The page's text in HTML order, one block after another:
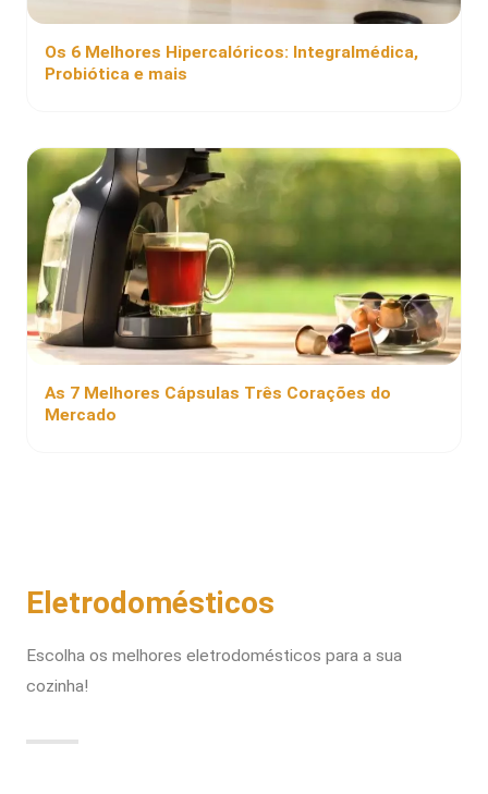
Os 6 Melhores Hipercalóricos: Integralmédica,
Probiótica e mais
As 7 Melhores Cápsulas Três Corações do
Mercado
Eletrodomésticos
Escolha os melhores eletrodomésticos para a sua
cozinha!